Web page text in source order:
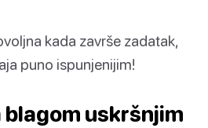
kada završe zadatak,
puno ispunjenijim!
blagom uskršnjim